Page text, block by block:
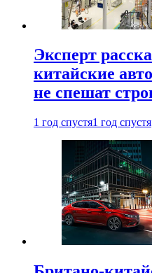
Эксперт
китайские
не спешат
1 год спустя1 год спустя